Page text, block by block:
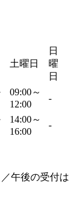
土曜日
日
曜
日
09:00～
12:00
-
14:00～
16:00
-
午後の受付は